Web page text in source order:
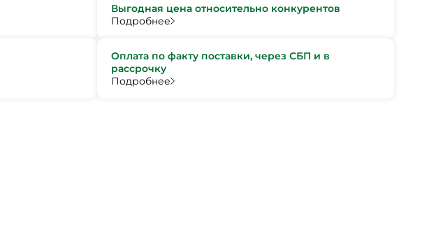
Выгодная цена относительно конкурентов
Подробнее
Оплата по факту поставки, через СБП и в
рассрочку
Подробнее